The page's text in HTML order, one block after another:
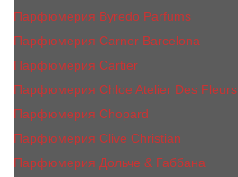
Парфюмерия Byredo Parfums
Парфюмерия Carner Barcelona
Парфюмерия Cartier
Парфюмерия Chloe Atelier Des Fleurs
Парфюмерия Сhopard
Парфюмерия Clive Christian
Парфюмерия Дольче & Габбана